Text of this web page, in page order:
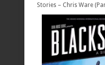
Stories – Chris Ware